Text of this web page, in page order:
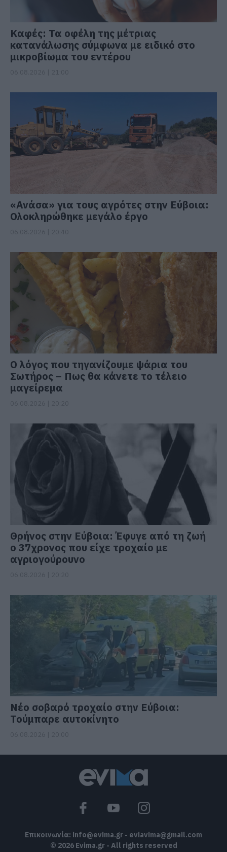
Καφές: Τα οφέλη της μέτριας
κατανάλωσης σύμφωνα με ειδικό στο
μικροβίωμα του εντέρου
«Ανάσα» για τους αγρότες στην Εύβοια:
Ολοκληρώθηκε μεγάλο έργο
Ο λόγος που τηγανίζουμε ψάρια του
Σωτήρος – Πως θα κάνετε το τέλειο
μαγείρεμα
Θρήνος στην Εύβοια: Έφυγε από τη ζωή
ο 37χρονος που είχε τροχαίο με
αγριογούρουνο
Νέο σοβαρό τροχαίο στην Εύβοια:
Τούμπαρε αυτοκίνητο
Επικοινωνία: info@evima.gr - eviavima@gmail.com
© 2026 Evima.gr - All rights reserved